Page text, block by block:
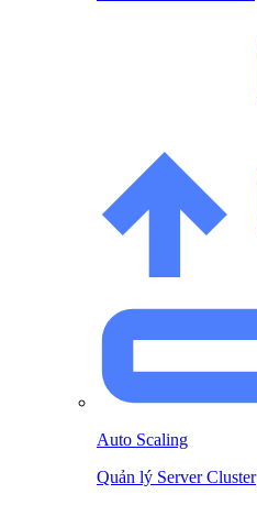
Auto Scaling
Quản lý Server Cluster